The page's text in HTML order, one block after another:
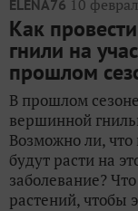
ELENA76 10
Как
гнили на
прошлом
В прошлом
вершинной
Возможно ли, что
будут расти на
заболевание?
растений, чтобы